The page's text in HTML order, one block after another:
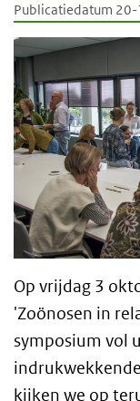
Publicatiedatum
Op vrijdag 3
'Zoönosen in
symposium vol
kijken we op